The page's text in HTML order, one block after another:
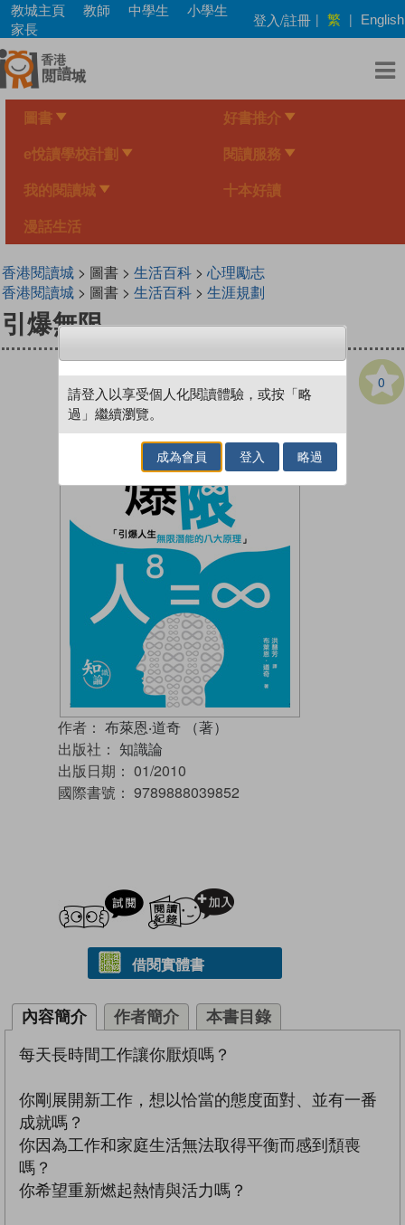
Skip
main
content
教城主頁 教師 中學生
小學生
家長
登入/註冊 | 繁 | English
圖書 好書推介
e悅讀學校計劃 閱讀服務
我的閱讀城 十本好讀
漫話生活
香港閱讀城> 圖書 > 生活百科> 心理勵志
香港閱讀城> 圖書 > 生活百科> 生涯規劃
引爆無限
0
作者： 布萊恩‧道奇 （著）
出版社： 知識論
出版日期： 01/2010
國際書號： 9789888039852
試閲
借閱實體書
內容簡介 作者簡介 本書目錄
每天長時間工作讓你厭煩嗎？
你剛展開新工作，想以恰當的態度面對、並有一番
成就嗎？
你因為工作和家庭生活無法取得平衡而感到頹喪
嗎？
你希望重新燃起熱情與活力嗎？
請登入以享受個人化閱讀體驗，或按「略
過」繼續瀏覽。
成為會員 登入 略過